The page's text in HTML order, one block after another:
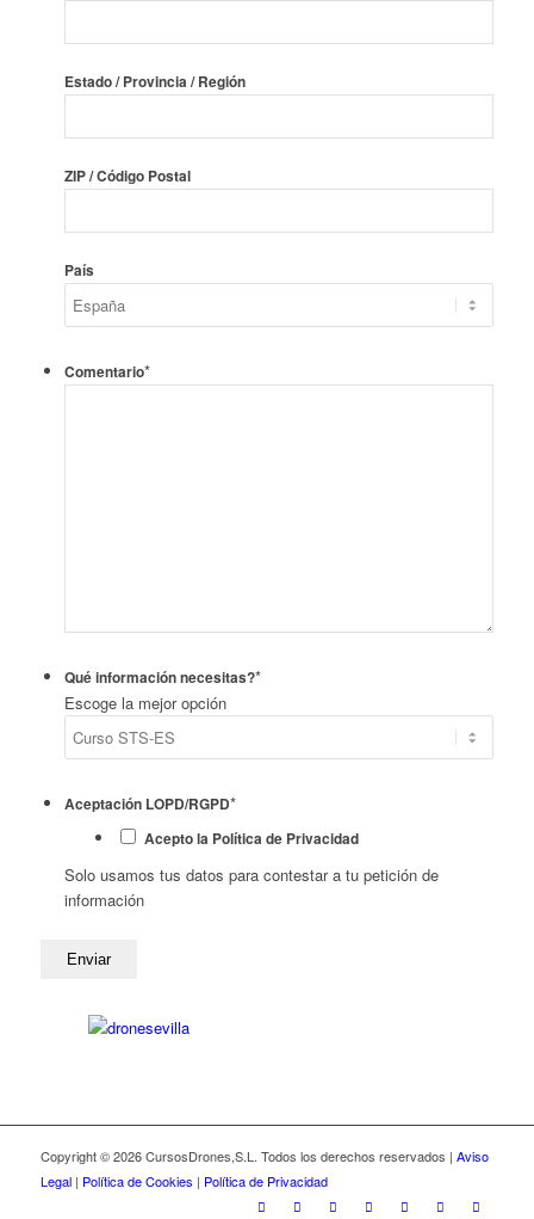
Estado / Provincia / Región
ZIP / Código Postal
País
Comentario*
Qué información necesitas?*
Escoge la mejor opción
Aceptación LOPD/RGPD*
Acepto la Política de Privacidad
Solo usamos tus datos para contestar a tu petición de
información
Copyright © 2026 CursosDrones,S.L. Todos los derechos reservados | Aviso
Legal| Política de Cookies | Política de Privacidad